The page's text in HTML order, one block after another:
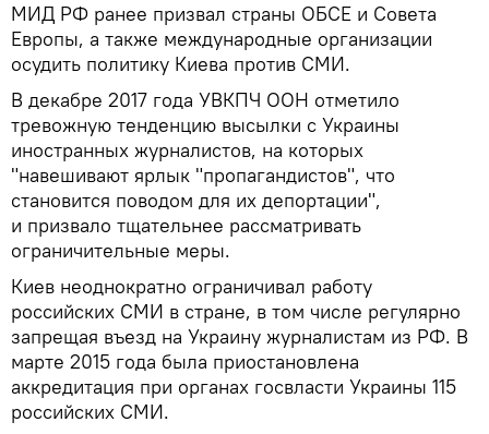
МИД РФ ранее призвал страны ОБСЕ и Совета
Европы, а также международные организации
осудить политику Киева против СМИ.
В декабре 2017 года УВКПЧ ООН отметило
тревожную тенденцию высылки с Украины
иностранных журналистов, на которых
"навешивают ярлык "пропагандистов", что
становится поводом для их депортации",
и призвало тщательнее рассматривать
ограничительные меры.
Киев неоднократно ограничивал работу
российских СМИ в стране, в том числе регулярно
запрещая въезд на Украину журналистам из РФ. В
марте 2015 года была приостановлена
аккредитация при органах госвласти Украины 115
российских СМИ.